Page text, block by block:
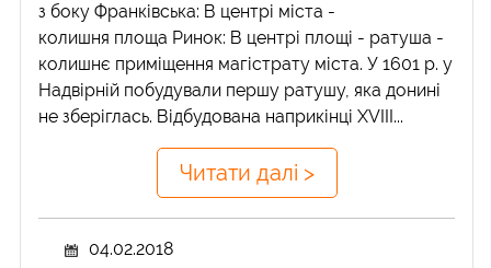
з боку Франківська: В центрі міста -
колишня площа Ринок: В центрі площі - ратуша -
колишнє приміщення магістрату міста. У 1601 р. у
Надвірній побудували першу ратушу, яка донині
не зберіглась. Відбудована наприкінці XVIII...
Читати далі >
04.02.2018